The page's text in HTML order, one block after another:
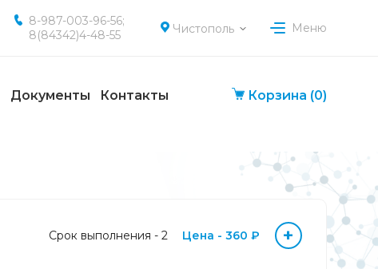
8-987-003-96-56;
8(84342)4-48-55
Чистополь Меню
Документы Контакты Корзина (0)
Срок выполнения - 2 Цена - 360 ₽ +